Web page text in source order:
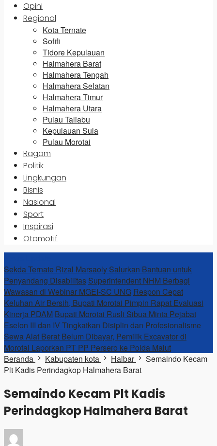
Opini
Regional
Kota Ternate
Sofifi
Tidore Kepulauan
Halmahera Barat
Halmahera Tengah
Halmahera Selatan
Halmahera Timur
Halmahera Utara
Pulau Taliabu
Kepulauan Sula
Pulau Morotai
Ragam
Politik
Lingkungan
Bisnis
Nasional
Sport
Inspirasi
Otomotif
Sekda Ternate Rizal Marsaoly Salurkan Bantuan untuk
Penyandang Disabilitas Superintendent NHM Berbagi
Wawasan di Webinar MGEI-SC UNG Respon Cepat
Keluhan Air Bersih, Bupati Morotai Pimpin Rapat Evaluasi
Kinerja PDAM Bupati Morotai Rusli Sibua Minta Pejabat
Eselon III dan IV Tingkatkan Disiplin dan Profesionalisme
Sewa Alat Berat Belum Dibayar, Pemilik Excavator di
Morotai Laporkan PT PP Persero ke Polda Malut
Beranda
Kabupaten kota Halbar
Semaindo Kecam
Plt Kadis Perindagkop Halmahera Barat
Semaindo Kecam Plt Kadis
Perindagkop Halmahera Barat